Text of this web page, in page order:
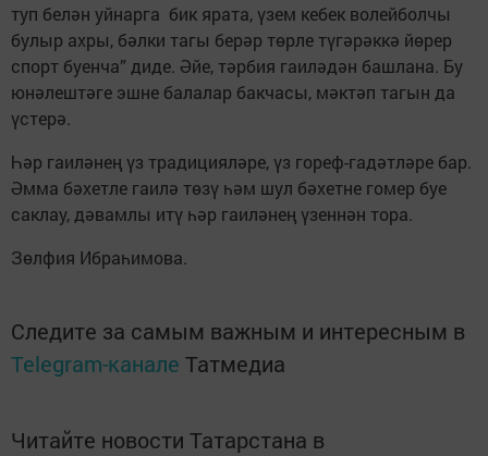
туп белән уйнарга бик ярата, үзем кебек волейболчы
булыр ахры, бәлки тагы берәр төрле түгәрәккә йөрер
спорт буенча” диде. Әйе, тәрбия гаиләдән башлана. Бу
юнәлештәге эшне балалар бакчасы, мәктәп тагын да
үстерә.
Һәр гаиләнең үз традицияләре, үз гореф-гадәтләре бар.
Әмма бәхетле гаилә төзү һәм шул бәхетне гомер буе
саклау, дәвамлы итү һәр гаиләнең үзеннән тора.
Зөлфия Ибраһимова.
Следите за самым важным и интересным в
Telegram-канале Татмедиа
Читайте новости Татарстана в